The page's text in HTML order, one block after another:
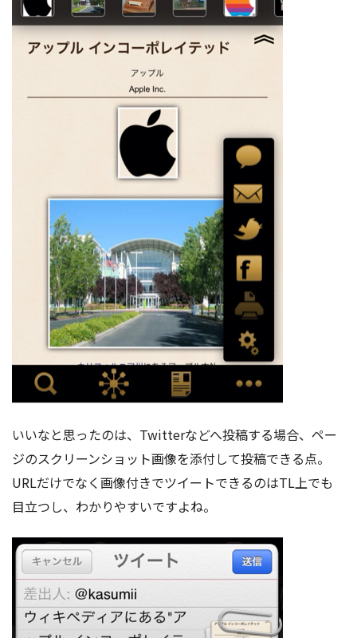
いいなと思ったのは、Twitterなどへ投稿する場合、ペー
ジのスクリーンショット画像を添付して投稿できる点。
URLだけでなく画像付きでツイートできるのはTL上でも
目立つし、わかりやすいですよね。